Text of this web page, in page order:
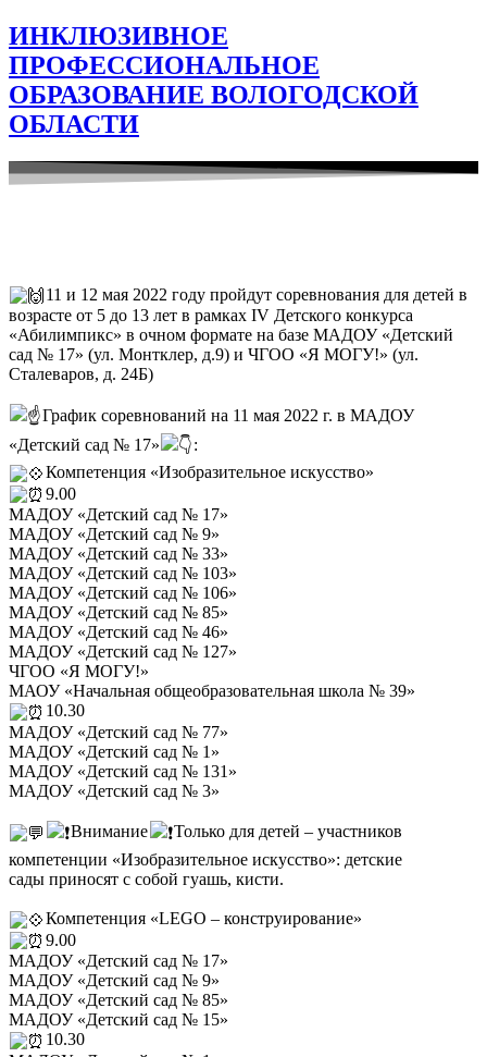
ИНКЛЮЗИВНОЕ
ПРОФЕССИОНАЛЬНОЕ
ОБРАЗОВАНИЕ ВОЛОГОДСКОЙ
ОБЛАСТИ
11 и 12 мая 2022 году пройдут соревнования для детей в
возрасте от 5 до 13 лет в рамках IV Детского конкурса
«Абилимпикс» в очном формате на базе МАДОУ «Детский
сад № 17» (ул. Монтклер, д.9) и ЧГОО «Я МОГУ!» (ул.
Сталеваров, д. 24Б)
График соревнований на 11 мая 2022 г. в МАДОУ
«Детский сад № 17»
:
Компетенция «Изобразительное искусство»
9.00
МАДОУ «Детский сад № 17»
МАДОУ «Детский сад № 9»
МАДОУ «Детский сад № 33»
МАДОУ «Детский сад № 103»
МАДОУ «Детский сад № 106»
МАДОУ «Детский сад № 85»
МАДОУ «Детский сад № 46»
МАДОУ «Детский сад № 127»
ЧГОО «Я МОГУ!»
МАОУ «Начальная общеобразовательная школа № 39»
10.30
МАДОУ «Детский сад № 77»
МАДОУ «Детский сад № 1»
МАДОУ «Детский сад № 131»
МАДОУ «Детский сад № 3»
Внимание
Только для детей – участников
компетенции «Изобразительное искусство»: детские
сады приносят с собой гуашь, кисти.
Компетенция «LEGO – конструирование»
9.00
МАДОУ «Детский сад № 17»
МАДОУ «Детский сад № 9»
МАДОУ «Детский сад № 85»
МАДОУ «Детский сад № 15»
10.30